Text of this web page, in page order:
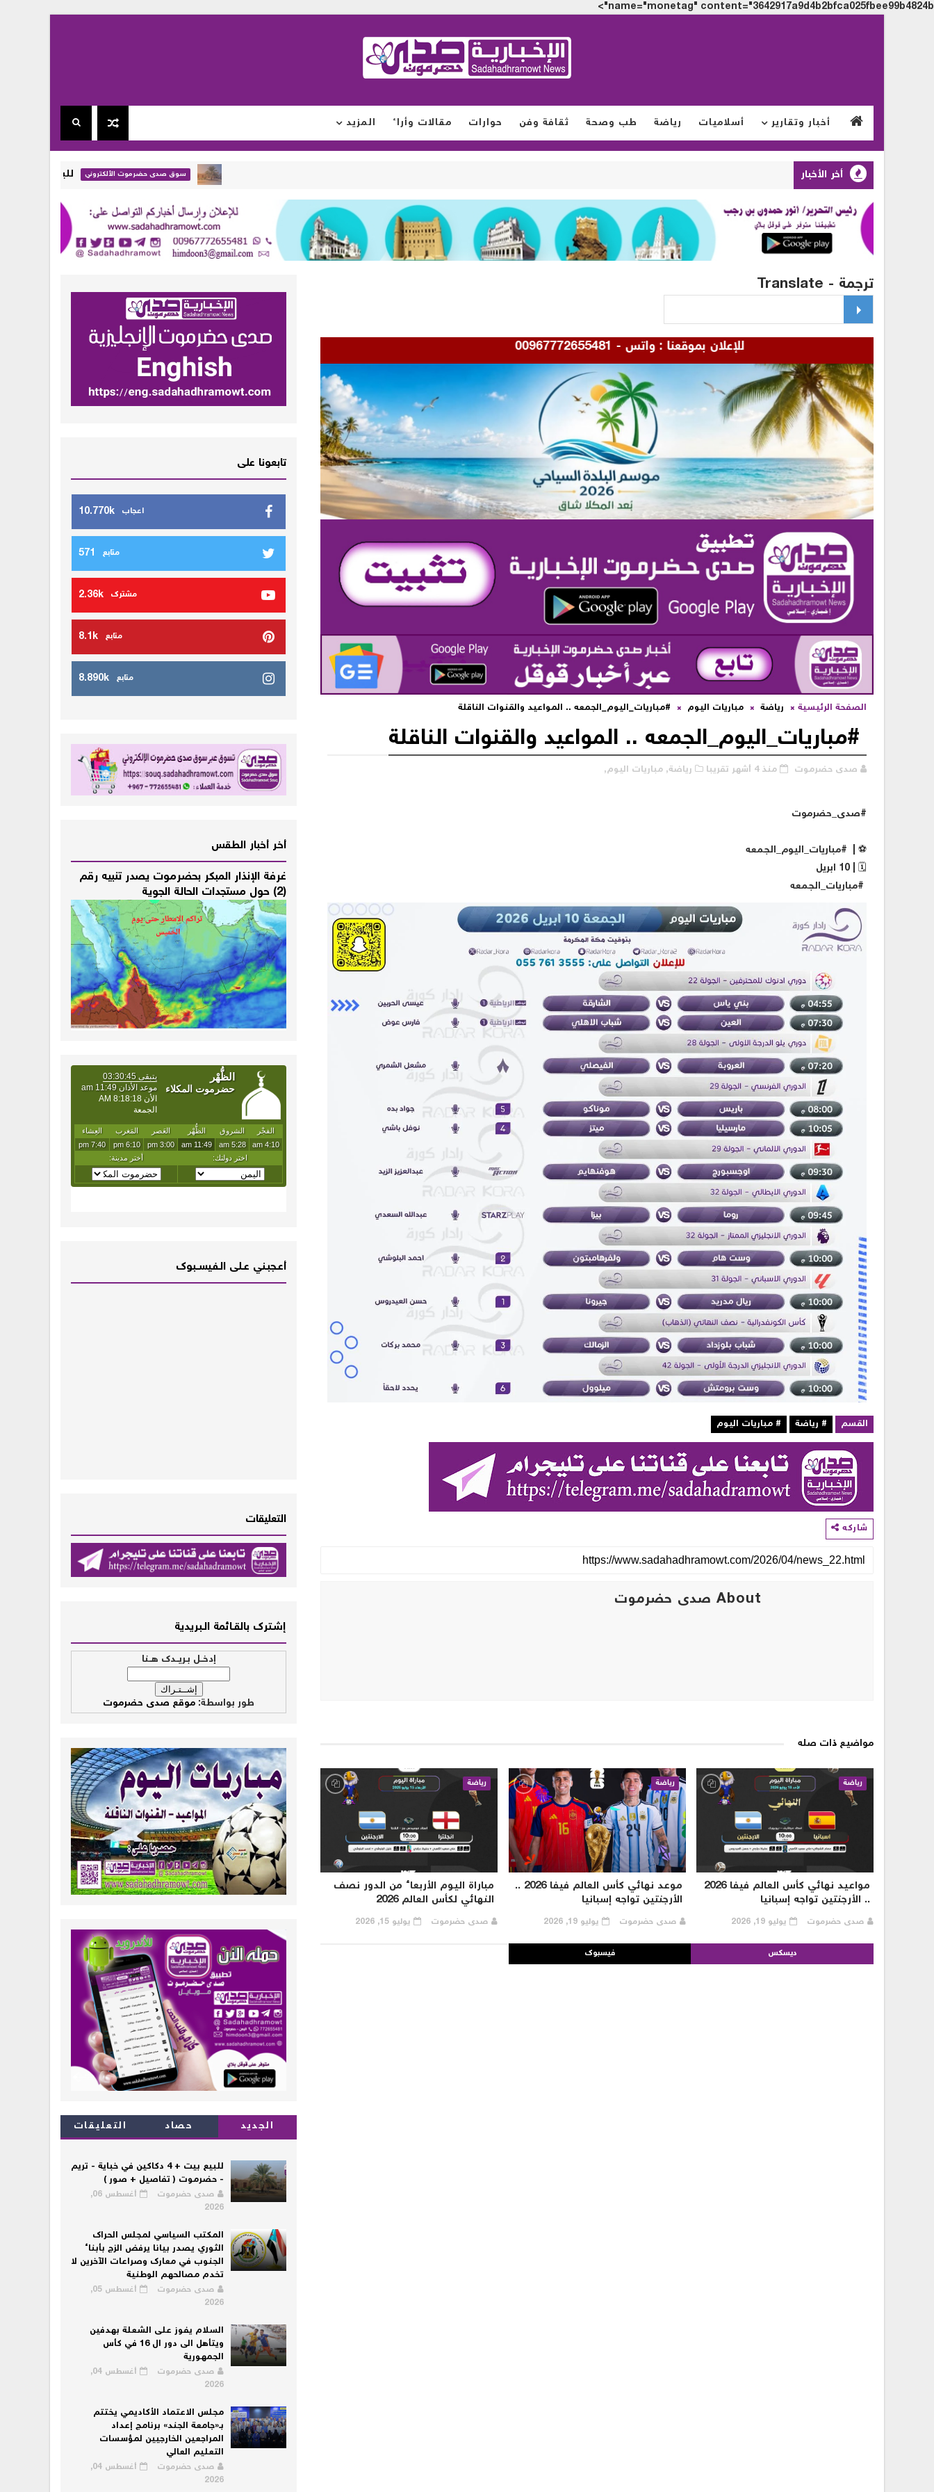
name="monetag" content="3642917a9d4b2bfca025fbee99b4824b">
أخبار وتقارير أسلاميات رياضة طب وصحة ثقافة وفن حوارات مقالات وأراء المزيد
أخر الأخبار سوق صدى حضرموت الألكتروني للبيع بيت + 4 دكاكين في خباية - تريم - حضرموت ( تفاصيل + صور )
ترجمة - Translate
للإعلان بموقعنا : واتس - 00967772655481
الصفحة الرئيسية رياضة مباريات اليوم #مباريات_اليوم_الجمعه .. المواعيد والقنوات الناقلة
#مباريات_اليوم_الجمعه .. المواعيد والقنوات الناقلة
صدى حضرموت منذ 4 أشهر تقريبا رياضة, مباريات اليوم,
#صدى_حضرموت
⚽️ | #مباريات_اليوم_الجمعه
🗓 | 10 ابريل
#مباريات_الجمعه
القسم # رياضة # مباريات اليوم
شاركه
About صدى حضرموت
مواضيع ذات صله
رياضة
مواعيد نهائي كأس العالم فيفا 2026
.. الأرجنتين تواجه إسبانيا
صدى حضرموت يوليو 19, 2026
رياضة
موعد نهائي كأس العالم فيفا 2026 ..
الأرجنتين تواجه إسبانيا
صدى حضرموت يوليو 19, 2026
رياضة
مباراة اليوم الأربعاء من الدور نصف
النهائي لكأس العالم 2026
صدى حضرموت يوليو 15, 2026
ديسكس فيسبوك
تابعونا على
10.770k اعجاب
571 متابع
2.36k مشترك
8.1k متابع
8.890k متابع
أخر أخبار الطقس
غرفة الإنذار المبكر بحضرموت يصدر تنبيه رقم
(2) حول مستجدات الحالة الجوية
أعـــجبــني عـــلى الــفــيســــبوك
التعليقات
إشــترك بالقـــائمة الــبريدية
إدخــل بـريــدك هــنا
طور بواسطة: موقع صدى حضرموت
الجديد حصاد التعليقات
للبيع بيت + 4 دكاكين في خباية - تريم
- حضرموت ( تفاصيل + صور )
صدى حضرموت
أغسطس 06,
2026
المكتب السياسي لمجلس الحراك
الثوري يصدر بيانا يرفض الزج بأبناء
الجنوب في معارك وصراعات الآخرين لا
تخدم مصالحهم الوطنية
صدى حضرموت
أغسطس 05,
2026
السلام يفوز على الشعلة بهدفين
ويتأهل الى دور ال 16 في كأس
الجمهورية
صدى حضرموت
أغسطس 04,
2026
مجلس الاعتماد الأكاديمي يختتم
بـ«جامعة الجند» برنامج إعداد
المراجعين الخارجيين لمؤسسات
التعليم العالي
صدى حضرموت
أغسطس 04,
2026